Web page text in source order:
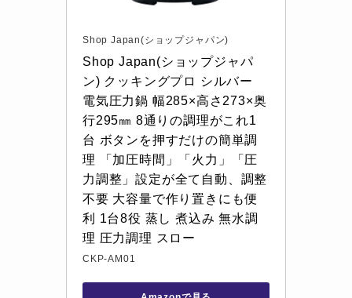
Shop Japan(ショップジャパン)
Shop Japan(ショップジャパ
ン) クッキングプロ シルバー
電気圧力鍋 幅285×高さ273×奥
行295㎜ 8通りの調理がこれ1
台 ボタンを押すだけの簡単調
理 「加圧時間」「火力」「圧
力調整」設定が全て自動、調整
不要 大容量で作り置きにも便
利 1台8役 蒸し 煮込み 無水調
理 圧力調理 スロー
CKP-AM01